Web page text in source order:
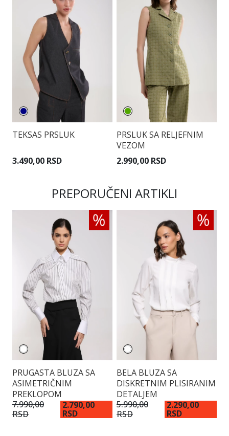
TEKSAS PRSLUK
3.490,00 RSD
PRSLUK SA RELJEFNIM
VEZOM
2.990,00 RSD
PREPORUČENI ARTIKLI
PRUGASTA BLUZA SA
ASIMETRIČNIM
PREKLOPOM
7.990,00
RSD
2.790,00
RSD
BELA BLUZA SA
DISKRETNIM PLISIRANIM
DETALJEM
5.990,00
RSD
2.290,00
RSD